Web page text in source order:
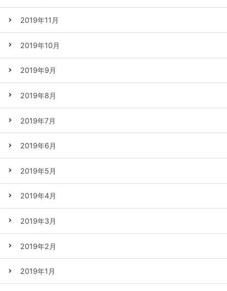
2019年11月
2019年10月
2019年9月
2019年8月
2019年7月
2019年6月
2019年5月
2019年4月
2019年3月
2019年2月
2019年1月